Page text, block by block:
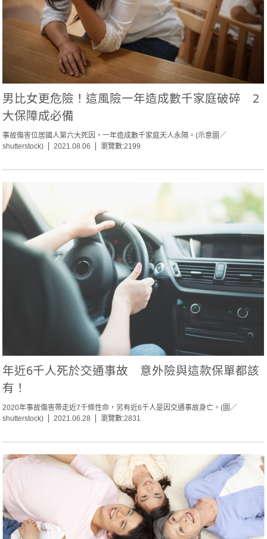
男比女更危險！這風險一年造成數千家庭破碎 2
大保障成必備
事故傷害位居國人第六大死因，一年造成數千家庭天人永隔。(示意圖／
shutterstock)
2021.08.06 瀏覽數:2199
年近6千人死於交通事故 意外險與這款保單都該
有！
2020年事故傷害帶走近7千條性命，另有近6千人是因交通事故身亡。(圖／
shutterstock)
2021.06.28 瀏覽數:2831